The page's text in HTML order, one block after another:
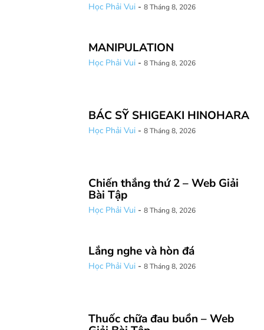
Học Phải Vui - 8 Tháng 8, 2026
MANIPULATION
Học Phải Vui - 8 Tháng 8, 2026
BÁC SỸ SHIGEAKI HINOHARA
Học Phải Vui - 8 Tháng 8, 2026
Chiến thắng thứ 2 – Web Giải
Bài Tập
Học Phải Vui - 8 Tháng 8, 2026
Lắng nghe và hòn đá
Học Phải Vui - 8 Tháng 8, 2026
Thuốc chữa đau buồn – Web